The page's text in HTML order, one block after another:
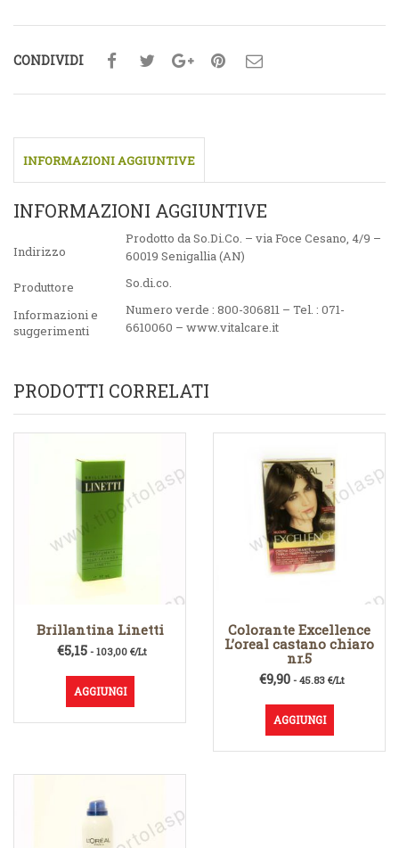
CONDIVIDI
INFORMAZIONI AGGIUNTIVE
INFORMAZIONI AGGIUNTIVE
Indirizzo
Prodotto da So.Di.Co. – via Foce Cesano, 4/9 –
60019 Senigallia (AN)
Produttore
So.di.co.
Informazioni e
suggerimenti
Numero verde : 800-306811 – Tel. : 071-
6610060 – www.vitalcare.it
PRODOTTI CORRELATI
Brillantina Linetti
€5,15 - 103,00 €/Lt
AGGIUNGI
Colorante Excellence
L’oreal castano chiaro
nr.5
€9,90- 45.83 €/Lt
AGGIUNGI